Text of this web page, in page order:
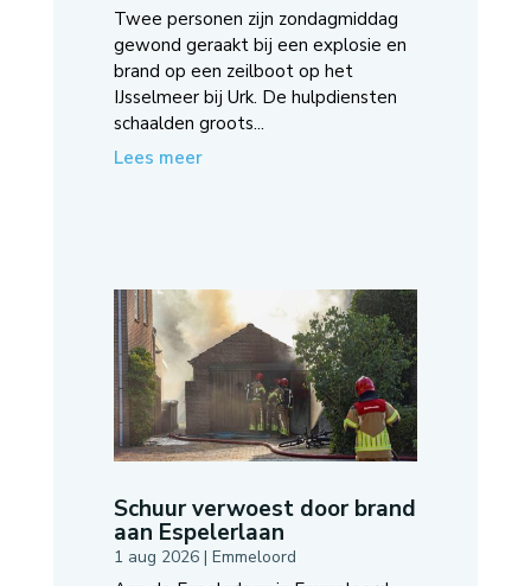
Twee personen zijn zondagmiddag
gewond geraakt bij een explosie en
brand op een zeilboot op het
IJsselmeer bij Urk. De hulpdiensten
schaalden groots...
Lees meer
Schuur verwoest door brand
aan Espelerlaan
1 aug 2026| Emmeloord